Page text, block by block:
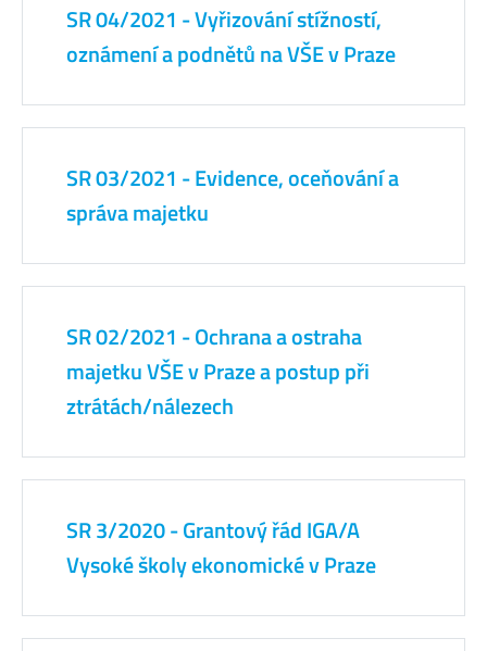
SR 04/2021 - Vyřizování stížností,
oznámení a podnětů na VŠE v Praze
SR 03/2021 - Evidence, oceňování a
správa majetku
SR 02/2021 - Ochrana a ostraha
majetku VŠE v Praze a postup při
ztrátách/nálezech
SR 3/2020 - Grantový řád IGA/A
Vysoké školy ekonomické v Praze